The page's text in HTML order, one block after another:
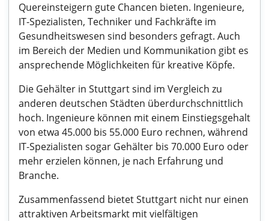
Quereinsteigern gute Chancen bieten. Ingenieure,
IT-Spezialisten, Techniker und Fachkräfte im
Gesundheitswesen sind besonders gefragt. Auch
im Bereich der Medien und Kommunikation gibt es
ansprechende Möglichkeiten für kreative Köpfe.
Die Gehälter in Stuttgart sind im Vergleich zu
anderen deutschen Städten überdurchschnittlich
hoch. Ingenieure können mit einem Einstiegsgehalt
von etwa 45.000 bis 55.000 Euro rechnen, während
IT-Spezialisten sogar Gehälter bis 70.000 Euro oder
mehr erzielen können, je nach Erfahrung und
Branche.
Zusammenfassend bietet Stuttgart nicht nur einen
attraktiven Arbeitsmarkt mit vielfältigen